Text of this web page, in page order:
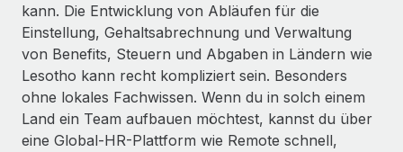
kann. Die Entwicklung von Abläufen für die
Einstellung, Gehaltsabrechnung und Verwaltung
von Benefits, Steuern und Abgaben in Ländern wie
Lesotho kann recht kompliziert sein. Besonders
ohne lokales Fachwissen. Wenn du in solch einem
Land ein Team aufbauen möchtest, kannst du über
eine Global-HR-Plattform wie Remote schnell,